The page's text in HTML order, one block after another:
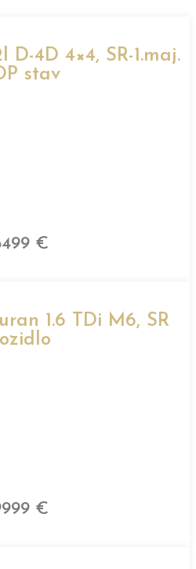
D-4D 4×4, SR-1.maj.
stav
€
1.6 TDi M6, SR
€